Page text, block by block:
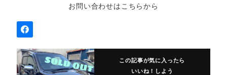
お問い合わせはこちらから
この記事が気に入ったら
いいね！しよう